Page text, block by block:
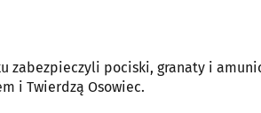
zabezpieczyli pociski, granaty i
i Twierdzą Osowiec.